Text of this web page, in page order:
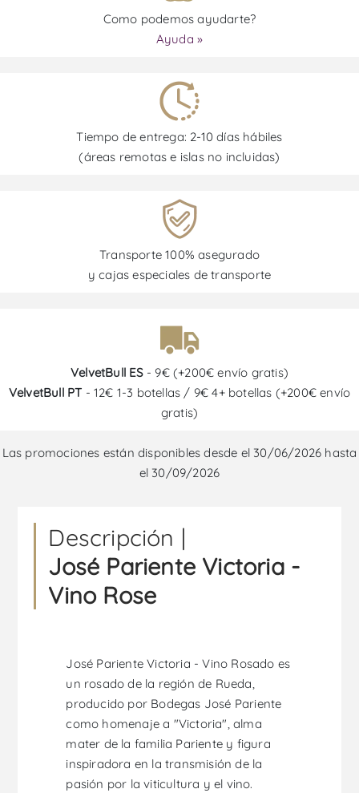
Como podemos ayudarte?
Ayuda »
Tiempo de entrega: 2-10 días hábiles
(áreas remotas e islas no incluidas)
Transporte 100% asegurado
y cajas especiales de transporte
VelvetBull ES- 9€ (+200€ envío gratis)
VelvetBull PT - 12€ 1-3 botellas / 9€ 4+ botellas (+200€ envío
gratis)
Las promociones están disponibles desde el 30/06/2026 hasta
el 30/09/2026
Descripción |
José Pariente Victoria -
Vino Rose
José Pariente Victoria - Vino Rosado es
un rosado de la región de Rueda,
producido por Bodegas José Pariente
como homenaje a "Victoria", alma
mater de la familia Pariente y figura
inspiradora en la transmisión de la
pasión por la viticultura y el vino.